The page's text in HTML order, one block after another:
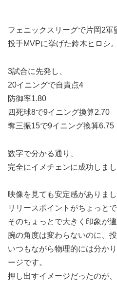
フェニックスリーグで片岡2軍
投手MVPに挙げた鈴木ヒロシ。
3試合に先発し、
20イニングで自責点4
防御率1.80
四死球8で9イニング換算2.70
奪三振15で9イニング換算6.75
数字で分かる通り、
完全にイメチェンに成功しまし
映像を見ても安定感がありまし
リリースポイントがちょっと
そのちょっとで大きく印象が違
腕の角度は変わらないのに、
いつもながら物理的には分か
ージです。
押し出すイメージだったのが